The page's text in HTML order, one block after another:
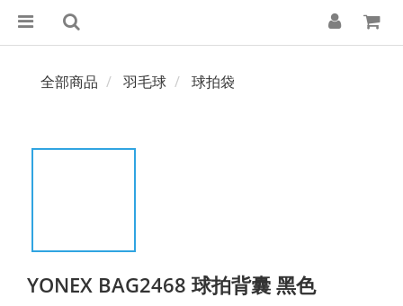
全部商品 羽毛球 球拍袋
YONEX BAG2468 球拍背囊 黑色